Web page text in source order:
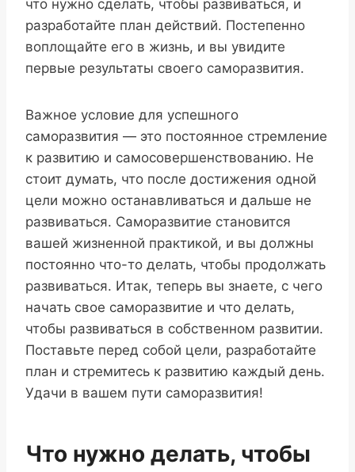
что нужно сделать, чтобы развиваться, и
разработайте план действий. Постепенно
воплощайте его в жизнь, и вы увидите
первые результаты своего саморазвития.
Важное условие для успешного
саморазвития — это постоянное стремление
к развитию и самосовершенствованию. Не
стоит думать, что после достижения одной
цели можно останавливаться и дальше не
развиваться. Саморазвитие становится
вашей жизненной практикой, и вы должны
постоянно что-то делать, чтобы продолжать
развиваться. Итак, теперь вы знаете, с чего
начать свое саморазвитие и что делать,
чтобы развиваться в собственном развитии.
Поставьте перед собой цели, разработайте
план и стремитесь к развитию каждый день.
Удачи в вашем пути саморазвития!
Что нужно делать, чтобы